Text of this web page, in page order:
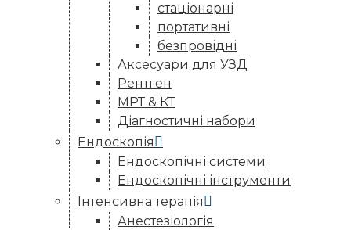
стаціонарні
портативні
безпровідні
Аксесуари для УЗД
Рентген
МРТ & КТ
Діагностичні набори
Ендоскопія
Ендоскопічні системи
Ендоскопічні інструменти
Інтенсивна терапія
Анестезіологія